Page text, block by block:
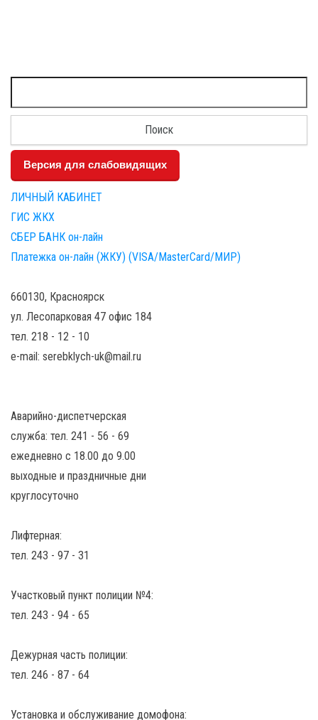
Версия для слабовидящих
ЛИЧНЫЙ КАБИНЕТ
ГИС ЖКХ
СБЕР БАНК он-лайн
Платежка он-лайн (ЖКУ) (VISA/MasterCard/МИР)
660130, Красноярск
ул. Лесопарковая 47 офис 184
тел. 218 - 12 - 10
e-mail: serebklych-uk@mail.ru
Аварийно-диспетчерская
служба: тел. 241 - 56 - 69
ежедневно с 18.00 до 9.00
выходные и праздничные дни
круглосуточно
Лифтерная:
тел. 243 - 97 - 31
Участковый пункт полиции №4:
тел. 243 - 94 - 65
Дежурная часть полиции:
тел. 246 - 87 - 64
Установка и обслуживание домофона: